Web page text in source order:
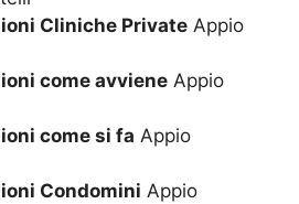
Cliniche Private Appio
come avviene Appio
come si fa Appio
Condomini Appio